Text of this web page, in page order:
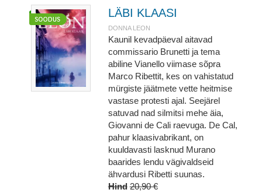
LÄBI KLAASI
DONNA LEON
Kaunil kevadpäeval aitavad
commissario Brunetti ja tema
abiline Vianello viimase sõpra
Marco Ribettit, kes on vahistatud
mürgiste jäätmete vette heitmise
vastase protesti ajal. Seejärel
satuvad nad silmitsi mehe äia,
Giovanni de Cali raevuga. De Cal,
pahur klaasivabrikant, on
kuuldavasti lasknud Murano
baarides lendu vägivaldseid
ähvardusi Ribetti suunas.
Hind 20,90 €